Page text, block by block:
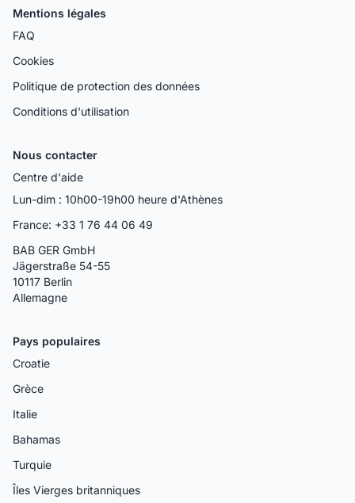
Mentions légales
FAQ
Cookies
Politique de protection des données
Conditions d'utilisation
Nous contacter
Centre d'aide
Lun-dim : 10h00-19h00 heure d'Athènes
France: +33 1 76 44 06 49
BAB GER GmbH
Jägerstraße 54-55
10117 Berlin
Allemagne
Pays populaires
Croatie
Grèce
Italie
Bahamas
Turquie
Îles Vierges britanniques